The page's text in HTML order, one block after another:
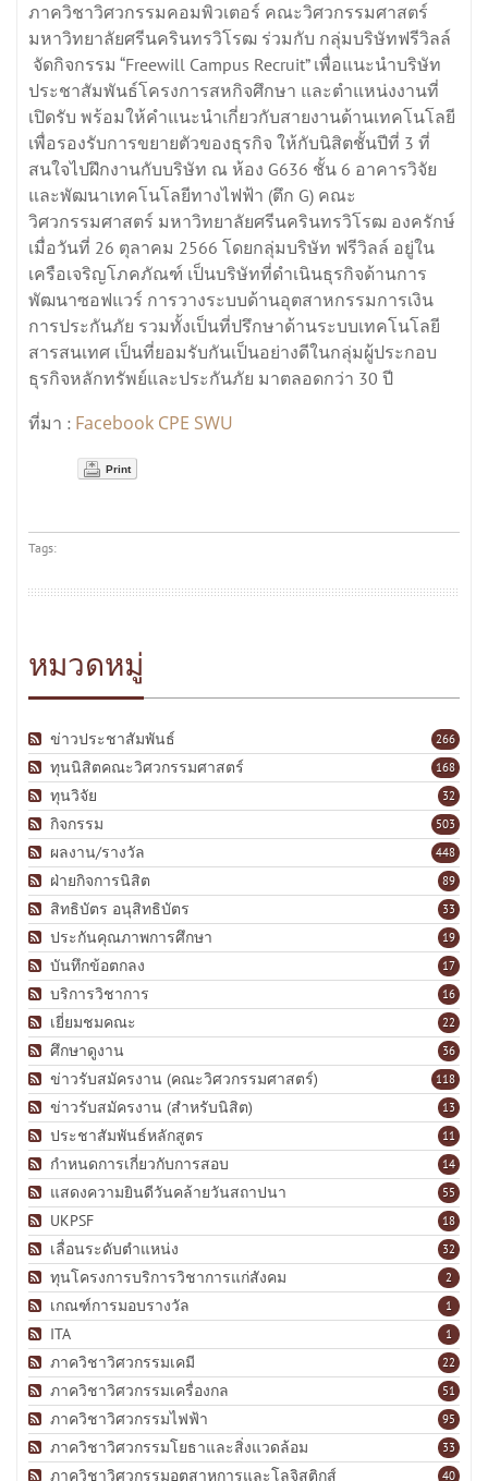
ภาควิชาวิศวกรรมคอมพิวเตอร์ คณะวิศวกรรมศาสตร์
มหาวิทยาลัยศรีนครินทรวิโรฒ ร่วมกับ กลุ่มบริษัทฟรีวิลล์
จัดกิจกรรม “Freewill Campus Recruit” เพื่อแนะนำบริษัท
ประชาสัมพันธ์โครงการสหกิจศึกษา และตำแหน่งงานที่
เปิดรับ พร้อมให้คำแนะนำเกี่ยวกับสายงานด้านเทคโนโลยี
เพื่อรองรับการขยายตัวของธุรกิจ ให้กับนิสิตชั้นปีที่ 3 ที่
สนใจไปฝึกงานกับบริษัท ณ ห้อง G636 ชั้น 6 อาคารวิจัย
และพัฒนาเทคโนโลยีทางไฟฟ้า (ตึก G) คณะ
วิศวกรรมศาสตร์ มหาวิทยาลัยศรีนครินทรวิโรฒ องครักษ์
เมื่อวันที่ 26 ตุลาคม 2566 โดยกลุ่มบริษัท ฟรีวิลล์ อยู่ใน
เครือเจริญโภคภัณฑ์ เป็นบริษัทที่ดำเนินธุรกิจด้านการ
พัฒนาซอฟแวร์ การวางระบบด้านอุตสาหกรรมการเงิน
การประกันภัย รวมทั้งเป็นที่ปรึกษาด้านระบบเทคโนโลยี
สารสนเทศ เป็นที่ยอมรับกันเป็นอย่างดีในกลุ่มผู้ประกอบ
ธุรกิจหลักทรัพย์และประกันภัย มาตลอดกว่า 30 ปี
ที่มา : Facebook CPE SWU
Print
Tags:
หมวดหมู่
266
ข่าวประชาสัมพันธ์
168
ทุนนิสิตคณะวิศวกรรมศาสตร์
32
ทุนวิจัย
503
กิจกรรม
448
ผลงาน/รางวัล
89
ฝ่ายกิจการนิสิต
33
สิทธิบัตร อนุสิทธิบัตร
19
ประกันคุณภาพการศึกษา
17
บันทึกข้อตกลง
16
บริการวิชาการ
22
เยี่ยมชมคณะ
36
ศึกษาดูงาน
118
ข่าวรับสมัครงาน (คณะวิศวกรรมศาสตร์)
13
ข่าวรับสมัครงาน (สำหรับนิสิต)
11
ประชาสัมพันธ์หลักสูตร
14
กำหนดการเกี่ยวกับการสอบ
55
แสดงความยินดีวันคล้ายวันสถาปนา
18
UKPSF
32
เลื่อนระดับตำแหน่ง
2
ทุนโครงการบริการวิชาการแก่สังคม
1
เกณฑ์การมอบรางวัล
1
ITA
22
ภาควิชาวิศวกรรมเคมี
51
ภาควิชาวิศวกรรมเครื่องกล
95
ภาควิชาวิศวกรรมไฟฟ้า
33
ภาควิชาวิศวกรรมโยธาและสิ่งแวดล้อม
40
ภาควิชาวิศวกรรมอุตสาหการและโลจิสติกส์